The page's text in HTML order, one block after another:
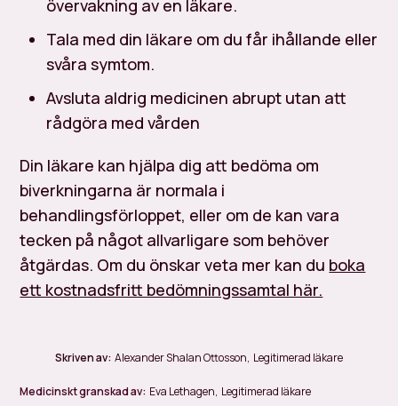
övervakning av en läkare.
Tala med din läkare om du får ihållande eller
svåra symtom.
Avsluta aldrig medicinen abrupt utan att
rådgöra med vården
Din läkare kan hjälpa dig att bedöma om
biverkningarna är normala i
behandlingsförloppet, eller om de kan vara
tecken på något allvarligare som behöver
åtgärdas. Om du önskar veta mer kan du boka
ett kostnadsfritt bedömningssamtal här.
Skriven av: Alexander Shalan Ottosson, Legitimerad läkare
Medicinskt granskad av: Eva Lethagen, Legitimerad läkare